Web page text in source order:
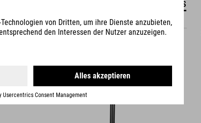
DETAILS
SATTELSTÜTZE OMNE SB0